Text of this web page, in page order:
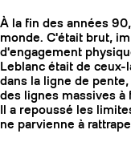
À la fin des années
monde. C'était brut,
d'engagement
Leblanc était de
dans la ligne de
des lignes massives
Il a repoussé les
ne parvienne à